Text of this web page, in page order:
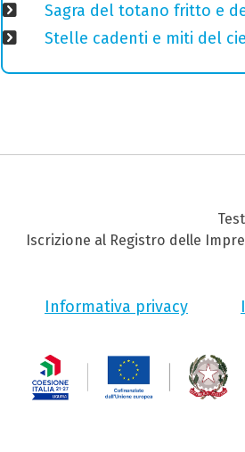
Sagra del totano fritto e
Stelle cadenti e miti del
Iscrizione al Registro delle
Informativa privacy